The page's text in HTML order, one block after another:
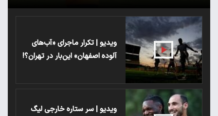
ویدیو | تکرار ماجرای «آب‌های
آلوده اصفهان» این‌بار در تهران؟!
ویدیو | سر ستاره خارجی لیگ